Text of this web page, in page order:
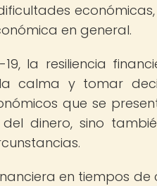
en general.
la resiliencia
calma y tomar
que se
dinero, sino
en tiempos de